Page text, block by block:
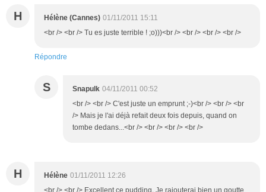
H Hélène (Cannes) 01/11/2011 15:11
<br /> <br /> Tu es juste terrible ! ;o)))<br /> <br /> <br /> <br />
Répondre
S Snapulk 04/11/2011 00:52
<br /> <br /> C'est juste un emprunt ;-)<br /> <br /> <br
/> Mais je l'ai déjà refait deux fois depuis, quand on
tombe dedans...<br /> <br /> <br /> <br />
H Hélène 01/11/2011 12:26